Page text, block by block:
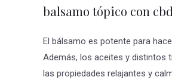
balsamo tópico con cbd
El bálsamo es potente para
Además, los aceites y distintos
las propiedades relajantes y